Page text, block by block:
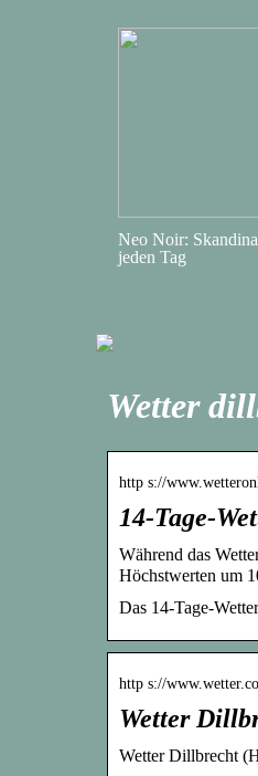
Neo Noir:
jeden Tag
Wetter
http s://
14-Tage-
Während das
Höchstwerten um
Das 14-Tage-
http s://
Wetter
Wetter Dillbrecht